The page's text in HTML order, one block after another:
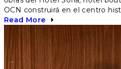
OCN construirá en el centro
Read More